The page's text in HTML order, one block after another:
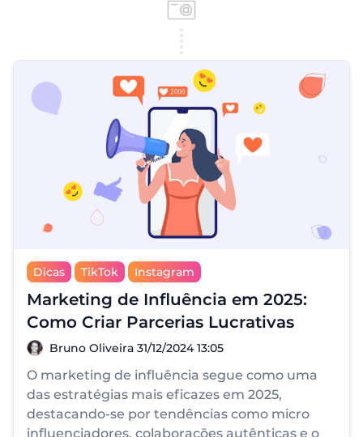
Dicas TikTok Instagram
Marketing de Influência em 2025:
Como Criar Parcerias Lucrativas
Bruno Oliveira
Bruno Oliveira 31/12/2024 13:05
O marketing de influência segue como uma
das estratégias mais eficazes em 2025,
destacando-se por tendências como micro
influenciadores, colaborações autênticas e o